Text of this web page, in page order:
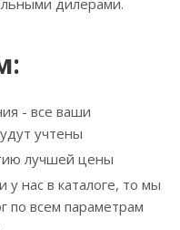
дилерами.
- все ваши
учтены
лучшей цены
нас в каталоге, то мы
по всем параметрам